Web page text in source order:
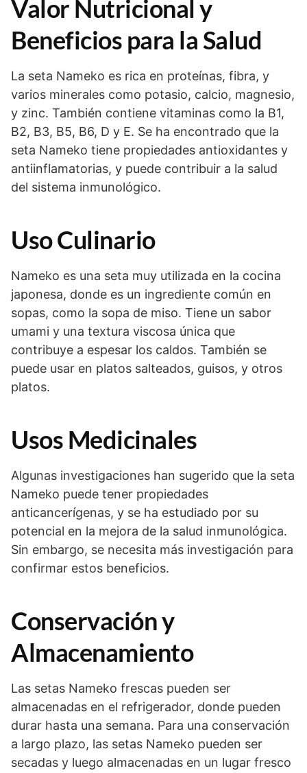
Valor Nutricional y
Beneficios para la Salud
La seta Nameko es rica en proteínas, fibra, y
varios minerales como potasio, calcio, magnesio,
y zinc. También contiene vitaminas como la B1,
B2, B3, B5, B6, D y E. Se ha encontrado que la
seta Nameko tiene propiedades antioxidantes y
antiinflamatorias, y puede contribuir a la salud
del sistema inmunológico.
Uso Culinario
Nameko es una seta muy utilizada en la cocina
japonesa, donde es un ingrediente común en
sopas, como la sopa de miso. Tiene un sabor
umami y una textura viscosa única que
contribuye a espesar los caldos. También se
puede usar en platos salteados, guisos, y otros
platos.
Usos Medicinales
Algunas investigaciones han sugerido que la seta
Nameko puede tener propiedades
anticancerígenas, y se ha estudiado por su
potencial en la mejora de la salud inmunológica.
Sin embargo, se necesita más investigación para
confirmar estos beneficios.
Conservación y
Almacenamiento
Las setas Nameko frescas pueden ser
almacenadas en el refrigerador, donde pueden
durar hasta una semana. Para una conservación
a largo plazo, las setas Nameko pueden ser
secadas y luego almacenadas en un lugar fresco